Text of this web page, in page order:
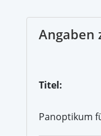
Angaben
Titel:
Panoptikum